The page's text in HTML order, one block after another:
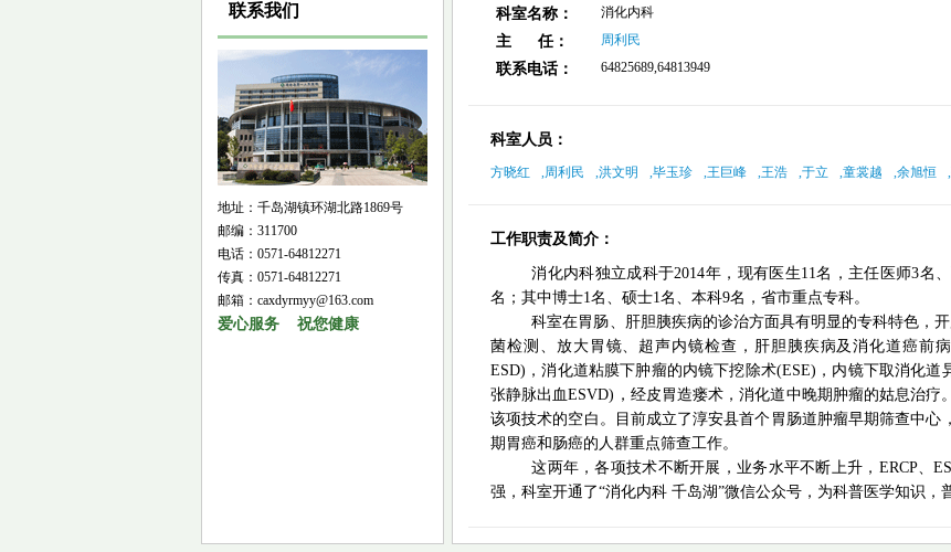
联系我们
地址：千岛湖镇环湖北路1869号
邮编：311700
电话：0571-64812271
传真：0571-64812271
邮箱：caxdyrmyy@163.com
爱心服务 祝您健康
科室名称： 消化内科
主 任： 周利民
联系电话：
64825689,64813949
科室人员：
方晓红 ,周利民 ,洪文明 ,毕玉珍 ,王巨峰 ,王浩 ,于立 ,童裳越 ,余旭恒 ,
工作职责及简介：
消化内科独立成科于2014年，现有医生11名 ， 主任医师3名
名； 其中博士1名、硕士1名、本科9名，省市重点专科。
科室在胃肠、肝胆胰疾病的诊治方面具有明显的专科特色，
菌检测、放大胃镜、超声内镜检查，肝胆胰疾病及消化道癌前
ESD)，消化道粘膜下肿瘤的内镜下挖除术(ESE)，内镜下取消化
张静脉出血ESVD)，经皮胃造瘘术，消化道中晚期肿瘤的姑息治疗。
该项技术的空白。目前成立了淳安县首个 胃肠道肿瘤早期筛查中心
期胃癌和肠癌的人群重点筛查工作。
这两年，各项技术不断开展，业务水平不断上升， ERCP、
强，科室开通了“消化内科 千岛湖”微信公众号，为科普医学知识，